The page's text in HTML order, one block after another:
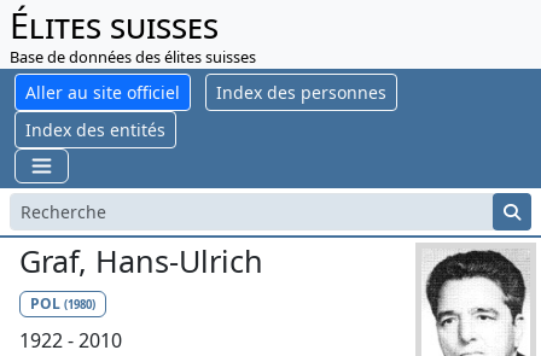
Élites suisses
Base de données des élites suisses
Aller au site officiel
Index des personnes
Index des entités
Graf, Hans-Ulrich
POL (1980)
1922 - 2010